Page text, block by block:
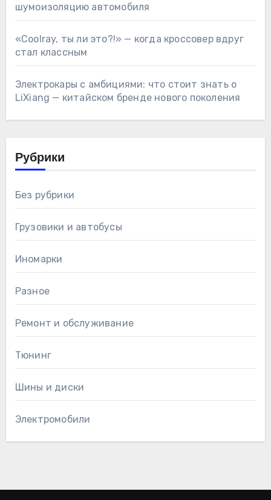
шумоизоляцию автомобиля
«Coolray, ты ли это?!» — когда кроссовер вдруг
стал классным
Электрокары с амбициями: что стоит знать о
LiXiang — китайском бренде нового поколения
Рубрики
Без рубрики
Грузовики и автобусы
Иномарки
Разное
Ремонт и обслуживание
Тюнинг
Шины и диски
Электромобили